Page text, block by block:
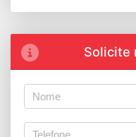
Solicite